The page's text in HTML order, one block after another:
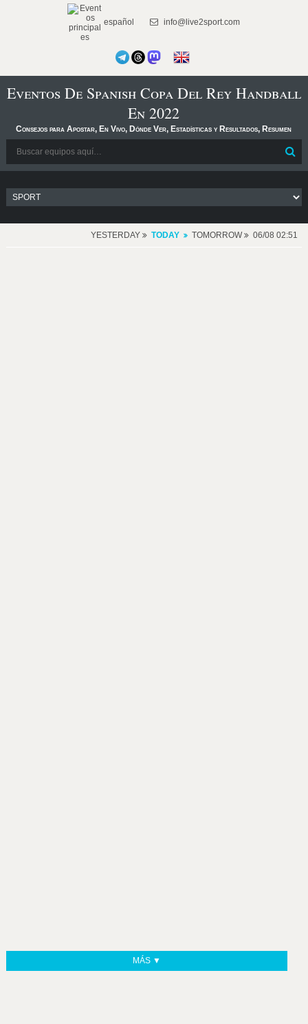
español info@live2sport.com
Eventos De Spanish Copa Del Rey Handball
En 2022
Consejos para Apostar, En Vivo, Dónde Ver, Estadísticas y Resultados, Resumen
YESTERDAY TODAY TOMORROW 06/08 02:51
MÁS ▼